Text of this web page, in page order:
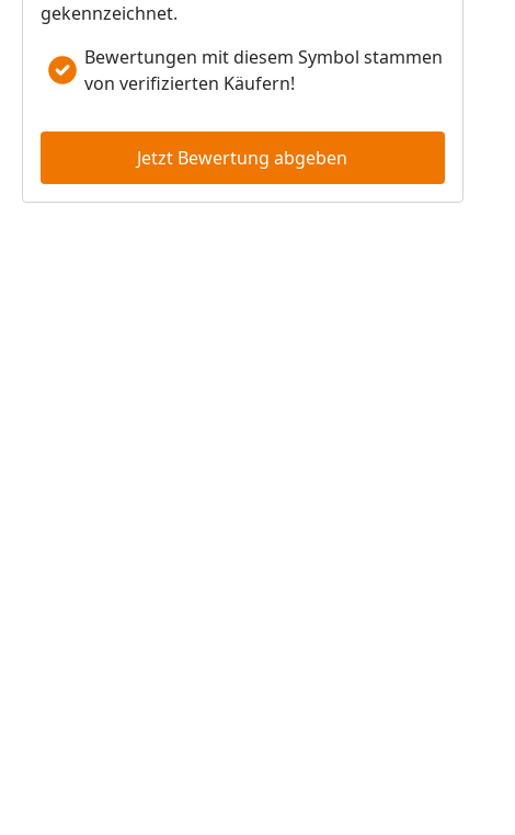
gekennzeichnet.
Bewertungen mit diesem Symbol stammen
von verifizierten Käufern!
Jetzt Bewertung abgeben